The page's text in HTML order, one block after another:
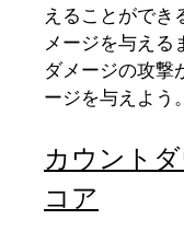
えることができ
メージを与える
ダメージの攻撃
ージを与えよう。
カウント
コア